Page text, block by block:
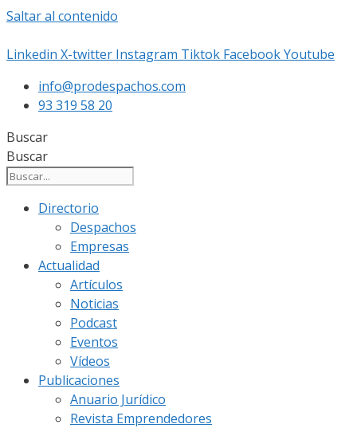
Saltar al contenido
Linkedin X-twitter Instagram Tiktok FacebookYoutube
info@prodespachos.com
93 319 58 20
Buscar
Buscar
Directorio
Despachos
Empresas
Actualidad
Artículos
Noticias
Podcast
Eventos
Vídeos
Publicaciones
Anuario Jurídico
Revista Emprendedores